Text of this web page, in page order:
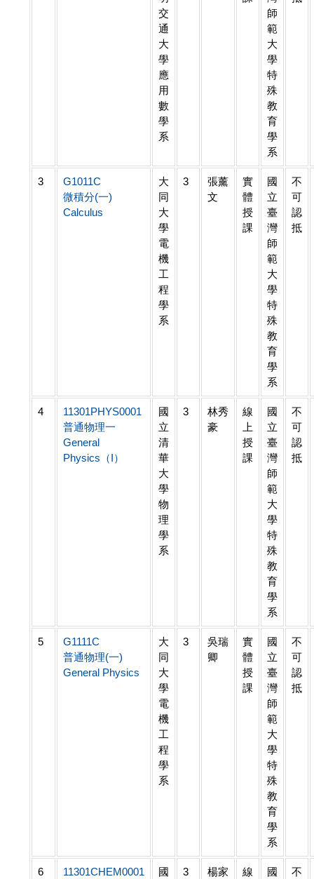
交
通
大
學
應
用
數
學
系
師
範
大
學
特
殊
教
育
學
系
3
G1011C
微積分(一)
Calculus
大
同
大
學
電
機
工
程
學
系
3
張薰
文
實
體
授
課
國
立
臺
灣
師
範
大
學
特
殊
教
育
學
系
不
可
認
抵
4
11301PHYS0001
普通物理一
General
Physics（I）
國
立
清
華
大
學
物
理
學
系
3
林秀
豪
線
上
授
課
國
立
臺
灣
師
範
大
學
特
殊
教
育
學
系
不
可
認
抵
5
G1111C
普通物理(一)
General Physics
大
同
大
學
電
機
工
程
學
系
3
吳瑞
卿
實
體
授
課
國
立
臺
灣
師
範
大
學
特
殊
教
育
學
系
不
可
認
抵
6 11301CHEM0001 國 3 楊家 線 國 不